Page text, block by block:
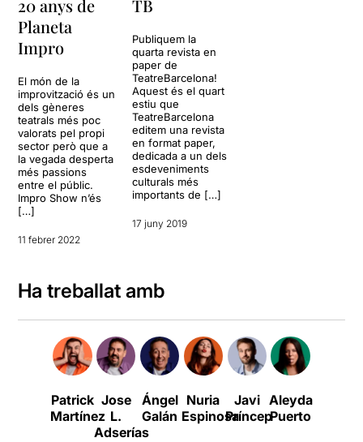
20 anys de
Planeta
Impro
El món de la
improvització és un
dels gèneres
teatrals més poc
valorats pel propi
sector però que a
la vegada desperta
més passions
entre el públic.
Impro Show n’és
[…]
11 febrer 2022
TB
Publiquem la
quarta revista en
paper de
TeatreBarcelona!
Aquest és el quart
estiu que
TeatreBarcelona
editem una revista
en format paper,
dedicada a un dels
esdeveniments
culturals més
importants de […]
17 juny 2019
Ha treballat amb
Patrick
Martínez
Jose
L.
Adserías
Ángel
Galán
Nuria
Espinosa
Javi
Príncep
Aleyda
Puerto